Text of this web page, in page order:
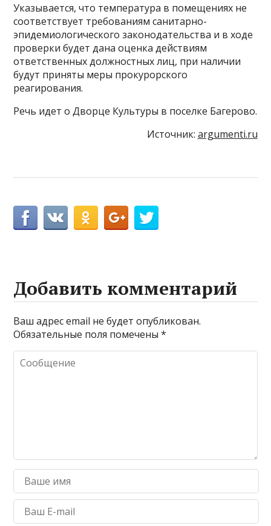
Указывается, что температура в помещениях не
соответствует требованиям санитарно-
эпидемиологического законодательства и в ходе
проверки будет дана оценка действиям
ответственных должностных лиц, при наличии
будут приняты меры прокурорского
реагирования.
Речь идет о Дворце Культуры в поселке Багерово.
Источник: argumenti.ru
Добавить комментарий
Ваш адрес email не будет опубликован.
Обязательные поля помечены*